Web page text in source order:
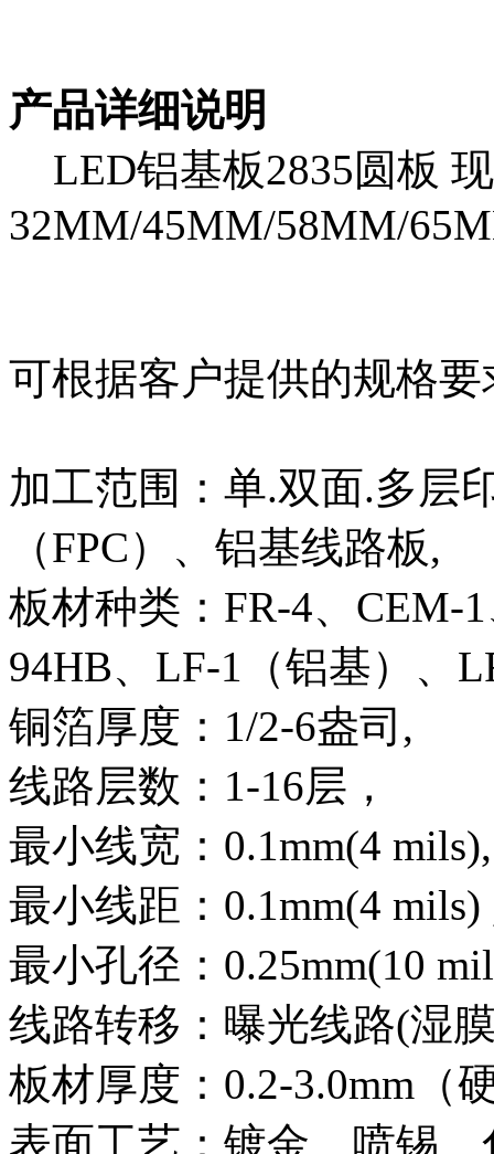
产品详细说明
LED铝基板2835圆板
32MM/45MM/58MM/
可根据客户提供的规格
加工范围：单.双面.多层
（FPC）、铝基线路板,
板材种类：FR-4、CEM-
94HB、LF-1（铝基）、
铜箔厚度：1/2-6盎司,
线路层数：1-16层，
最小线宽：0.1mm(4 mils),
最小线距：0.1mm(4 mils)
最小孔径：0.25mm(10
线路转移：曝光线路(湿
板材厚度：0.2-3.0mm（
表面工艺：镀金、喷锡